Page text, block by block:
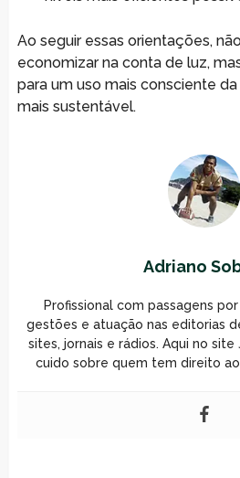
Ao seguir essas orientações,
economizar na conta de luz,
para um uso mais consciente
mais sustentável.
Adriano
Profissional com passagens
gestões e atuação nas editorias
sites, jornais e rádios. Aqui no
cuido sobre quem tem direito